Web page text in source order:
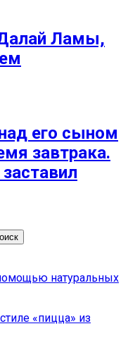
Ламы,
его сыном
завтрака.
натуральных
«пицца» из